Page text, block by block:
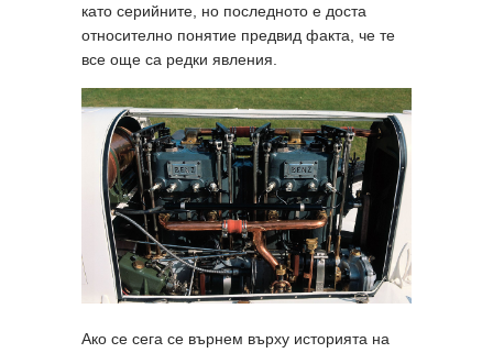
като серийните, но последното е доста
относително понятие предвид факта, че те
все още са редки явления.
Ако се сега се върнем върху историята на